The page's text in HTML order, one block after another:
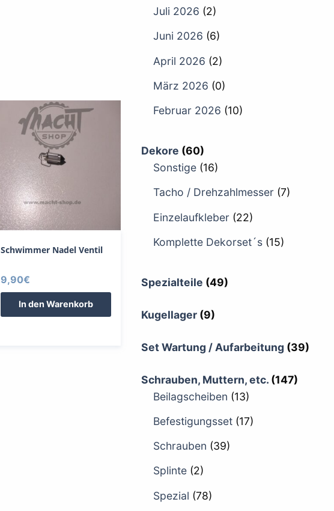
Schwimmer Nadel Ventil
9,90€
In den Warenkorb
Juli 2026 (2)
Juni 2026 (6)
April 2026 (2)
März 2026 (0)
Februar 2026 (10)
Dekore (60)
Sonstige (16)
Tacho / Drehzahlmesser (7)
Einzelaufkleber (22)
Komplette Dekorset´s (15)
Spezialteile (49)
Kugellager (9)
Set Wartung / Aufarbeitung (39)
Schrauben, Muttern, etc. (147)
Beilagscheiben (13)
Befestigungsset (17)
Schrauben (39)
Splinte (2)
Spezial (78)